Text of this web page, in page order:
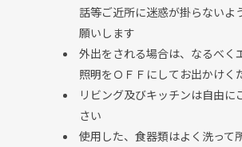
話等ご近所に迷惑が掛らないよ
願いします
外出をされる場合は、なるべく
照明をＯＦＦにしてお出かけく
リビング及びキッチンは自由に
さい
使用した、食器類はよく洗って